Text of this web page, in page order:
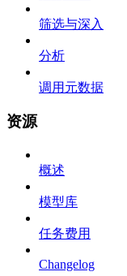
筛选与深入
分析
调用元数据
资源
概述
模型库
任务费用
Changelog